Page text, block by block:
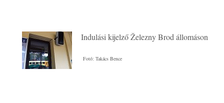
Indulási kijelző Železny Brod állomáson
Fotó: Takács Bence